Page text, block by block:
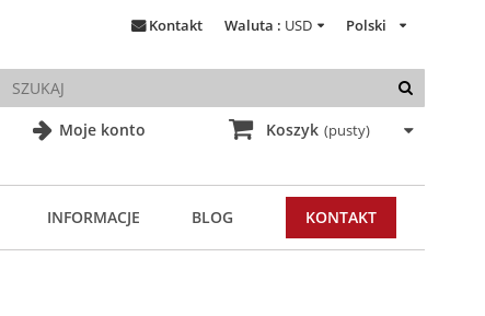
Moje konto
Polski
Waluta : USD
Kontakt
Koszyk (pusty)
INFORMACJE BLOG KONTAKT